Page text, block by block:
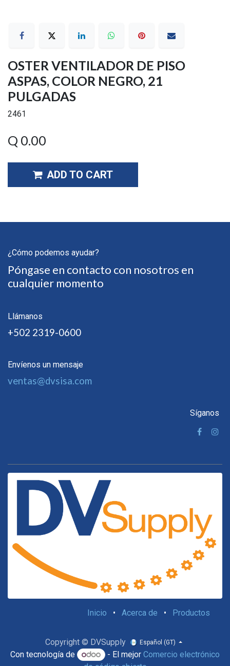
OSTER VENTILADOR DE PISO
ASPAS, COLOR NEGRO, 21
PULGADAS
2461
Q 0.00
ADD TO CART
¿Cómo podemos ayudar?
Póngase en contacto con nosotros en
cualquier momento
Llámanos
+502 2319-0600
Envíenos un mensaje
ventas@dvsisa.com
Síganos
Inicio • Acerca de • Productos
Copyright © DVSupply Español (GT)
Con tecnología de - El mejor Comercio electrónico